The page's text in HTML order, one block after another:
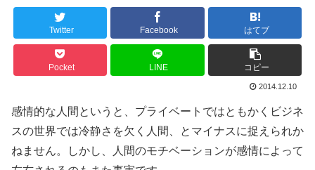
Twitter Facebook はてブ
Pocket LINE コピー
2014.12.10
感情的な人間というと、プライベートではともかくビジネ
スの世界では冷静さを欠く人間、とマイナスに捉えられか
ねません。しかし、人間のモチベーションが感情によって